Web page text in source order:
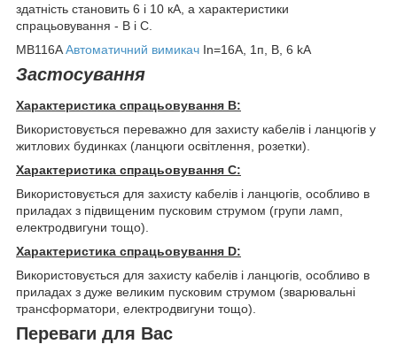
здатність становить 6 і 10 кА, а характеристики
спрацьовування - B і C.
MB116AАвтоматичний вимикач In=16А, 1п, B, 6 kA
Застосування
Характеристика спрацьовування B:
Використовується переважно для захисту кабелів і ланцюгів у
житлових будинках (ланцюги освітлення, розетки).
Характеристика спрацьовування C:
Використовується для захисту кабелів і ланцюгів, особливо в
приладах з підвищеним пусковим струмом (групи ламп,
електродвигуни тощо).
Характеристика спрацьовування D:
Використовується для захисту кабелів і ланцюгів, особливо в
приладах з дуже великим пусковим струмом (зварювальні
трансформатори, електродвигуни тощо).
Переваги для Вас